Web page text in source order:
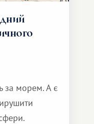
за морем. А є